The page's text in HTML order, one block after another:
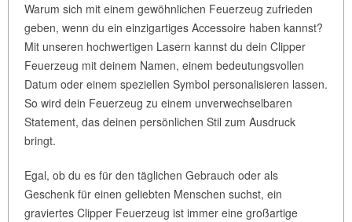
Warum sich mit einem gewöhnlichen Feuerzeug zufrieden
geben, wenn du ein einzigartiges Accessoire haben kannst?
Mit unseren hochwertigen Lasern kannst du dein Clipper
Feuerzeug mit deinem Namen, einem bedeutungsvollen
Datum oder einem speziellen Symbol personalisieren lassen.
So wird dein Feuerzeug zu einem unverwechselbaren
Statement, das deinen persönlichen Stil zum Ausdruck
bringt.
Egal, ob du es für den täglichen Gebrauch oder als
Geschenk für einen geliebten Menschen suchst, ein
graviertes Clipper Feuerzeug ist immer eine großartige